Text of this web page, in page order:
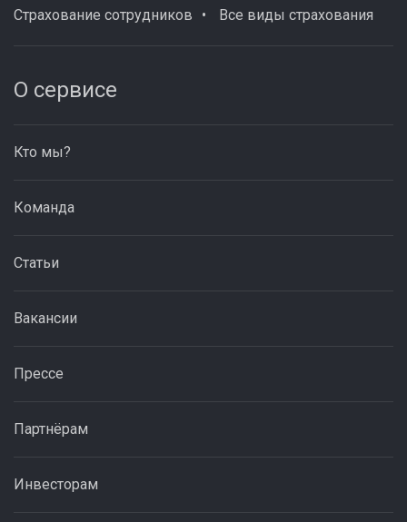
Страхование сотрудников Все виды страхования
О сервисе
Кто мы?
Команда
Статьи
Вакансии
Прессе
Партнёрам
Инвесторам